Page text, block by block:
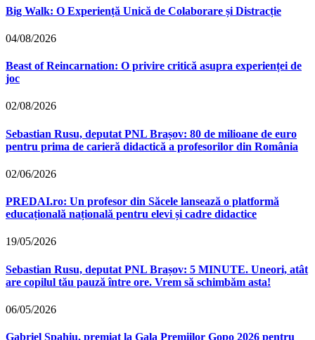
Big Walk: O Experiență Unică de Colaborare și Distracție
04/08/2026
Beast of Reincarnation: O privire critică asupra experienței de
joc
02/08/2026
Sebastian Rusu, deputat PNL Brașov: 80 de milioane de euro
pentru prima de carieră didactică a profesorilor din România
02/06/2026
PREDAI.ro: Un profesor din Săcele lansează o platformă
educațională națională pentru elevi și cadre didactice
19/05/2026
Sebastian Rusu, deputat PNL Brașov: 5 MINUTE. Uneori, atât
are copilul tău pauză între ore. Vrem să schimbăm asta!
06/05/2026
Gabriel Spahiu, premiat la Gala Premiilor Gopo 2026 pentru